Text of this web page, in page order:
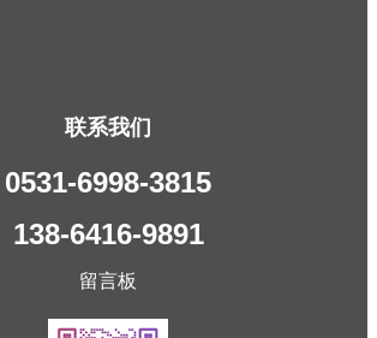
联系我们
0531-6998-3815
138-6416-9891
留言板